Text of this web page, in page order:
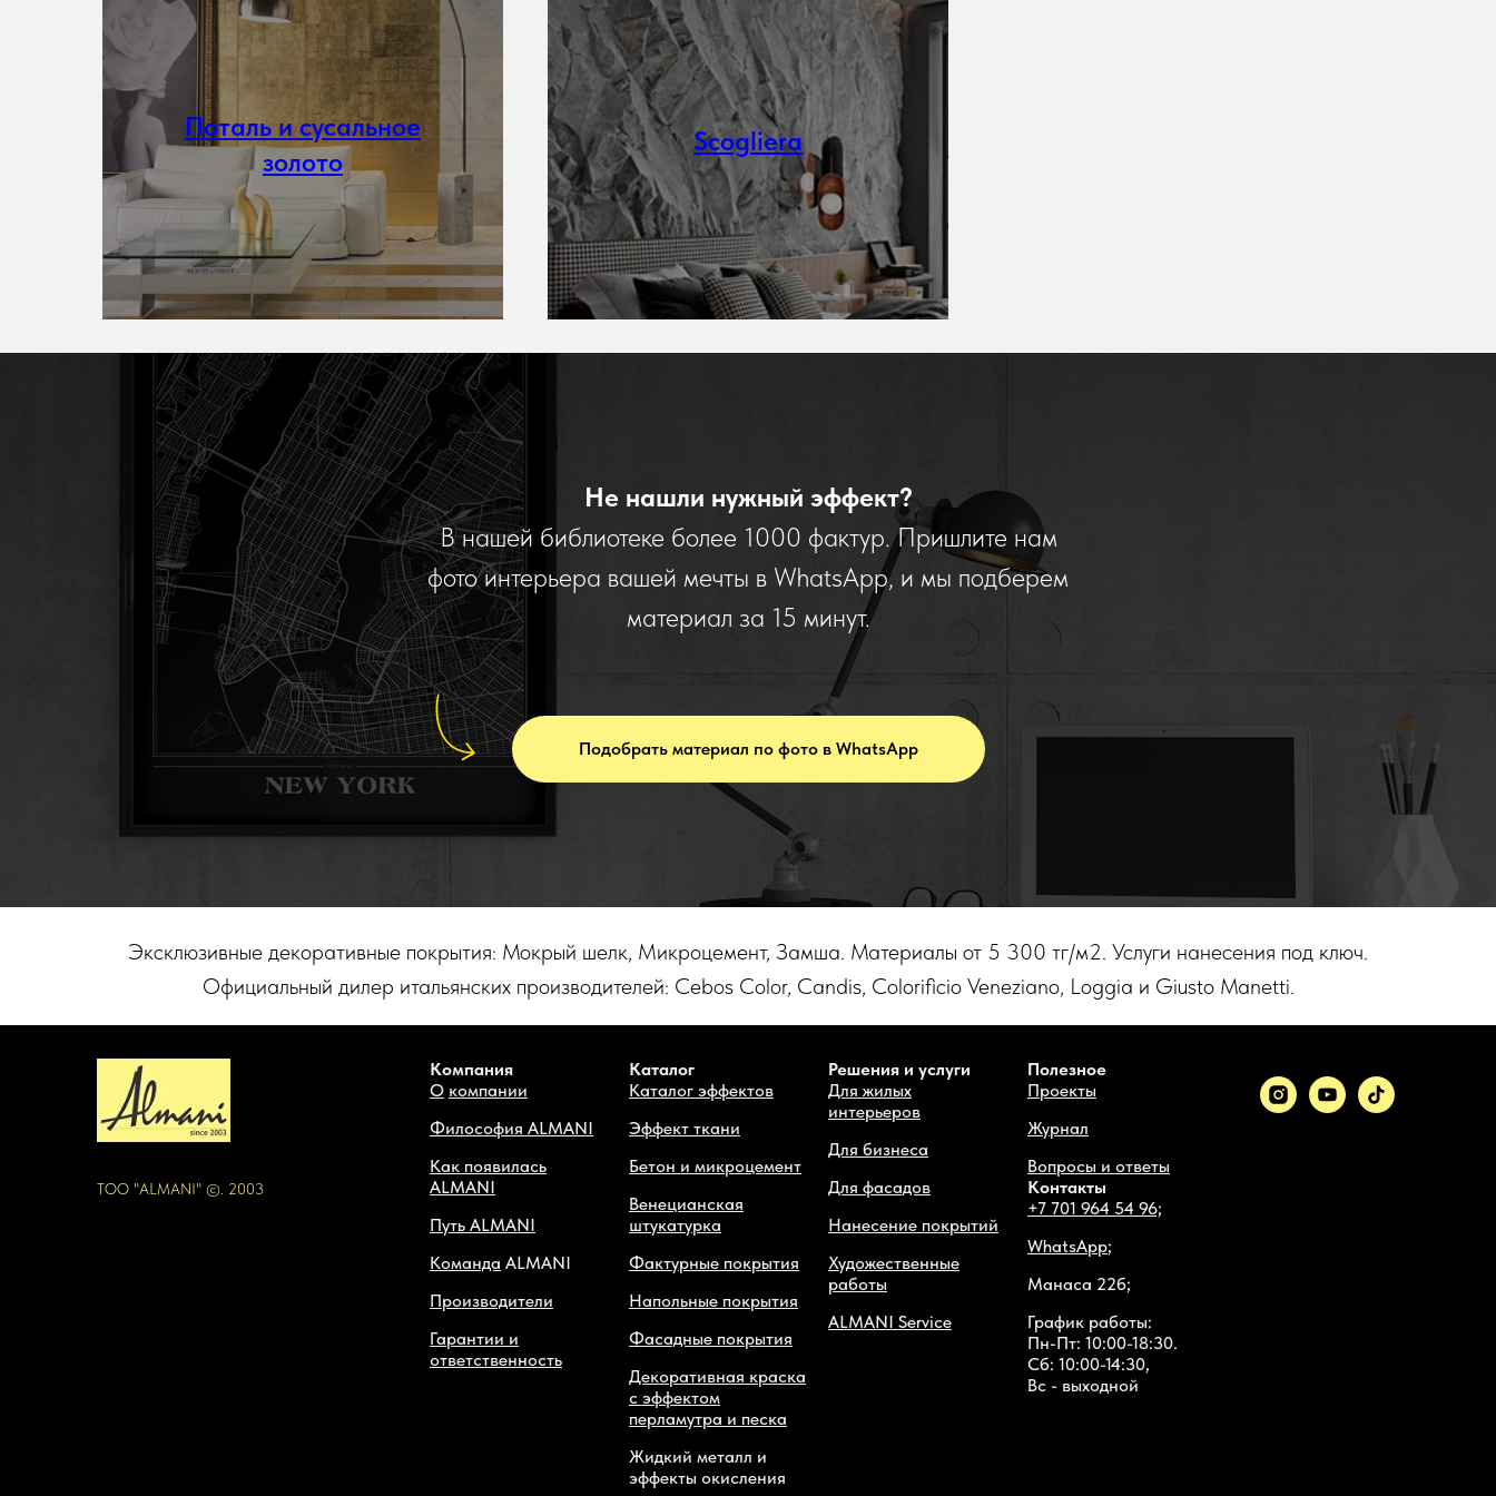
Поталь и сусальное
золото
Scogliera
Не нашли нужный эффект?
В нашей библиотеке более 1000 фактур. Пришлите нам
фото интерьера вашей мечты в WhatsApp, и мы подберем
материал за 15 минут.
Подобрать материал по фото в WhatsApp
Эксклюзивные декоративные покрытия: Мокрый шелк, Микроцемент, Замша. Материалы от 5 300 тг/м2. Услуги нанесения под ключ.
Официальный дилер итальянских производителей: Cebos Color, Candis, Colorificio Veneziano, Loggia и Giusto Manetti.
ТОО "ALMANI" ©. 2003
Компания
О компании
Философия ALMANI
Как появилась
ALMANI
Путь ALMANI
Команда ALMANI
Производители
Гарантии и
ответственность
Каталог
Каталог эффектов
Эффект ткани
Бетон и микроцемент
Венецианская
штукатурка
Фактурные покрытия
Напольные покрытия
Фасадные покрытия
Декоративная краска
с эффектом
перламутра и песка
Жидкий металл и
эффекты окисления
Решения и услуги
Для жилых
интерьеров
Для бизнеса
Для фасадов
Нанесение покрытий
Художественные
работы
ALMANI Service
Полезное
Проекты
Журнал
Вопросы и ответы
Контакты
+7 701 964 54 96;
WhatsApp;
Манаса 22б;
График работы:
Пн-Пт: 10:00-18:30.
Сб: 10:00-14:30,
Вс - выходной